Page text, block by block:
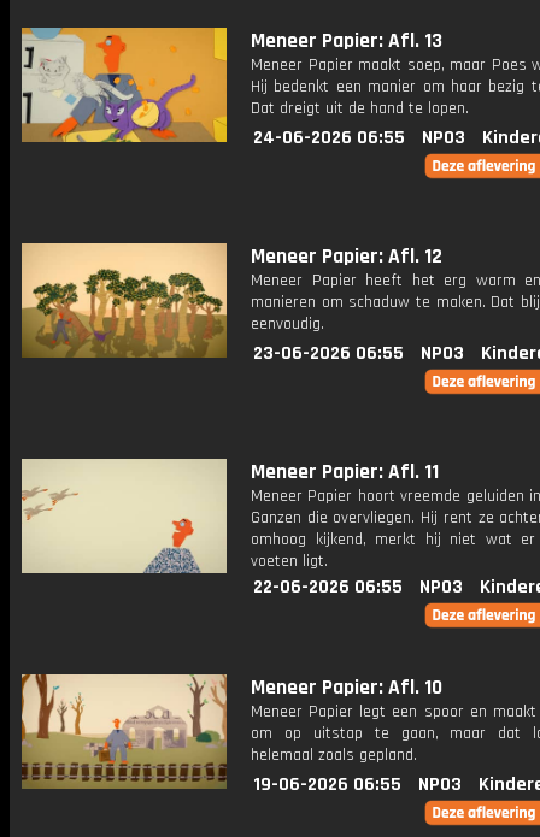
Meneer Papier: Afl. 13
Meneer Papier maakt soep, maar Poes
Hij bedenkt een manier om haar bezig
Dat dreigt uit de hand te lopen.
24-06-2026 06:55 NPO3
Meneer Papier: Afl. 12
Meneer Papier heeft het erg warm
manieren om schaduw te maken. Dat
eenvoudig.
23-06-2026 06:55 NPO3
Meneer Papier: Afl. 11
Meneer Papier hoort vreemde geluiden
Ganzen die overvliegen. Hij rent ze
omhoog kijkend, merkt hij niet wat
voeten ligt.
22-06-2026 06:55 NPO3
Meneer Papier: Afl. 10
Meneer Papier legt een spoor en
om op uitstap te gaan, maar dat
helemaal zoals gepland.
19-06-2026 06:55 NPO3